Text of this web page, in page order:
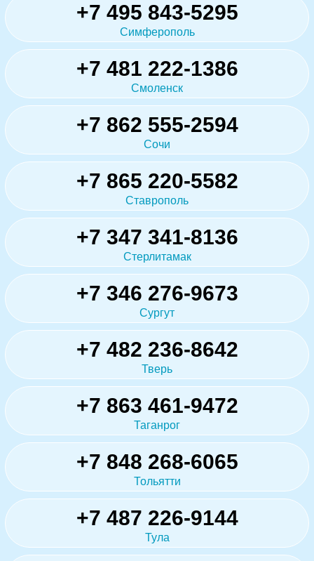
+7 495 843-5295
Симферополь
+7 481 222-1386
Смоленск
+7 862 555-2594
Сочи
+7 865 220-5582
Ставрополь
+7 347 341-8136
Стерлитамак
+7 346 276-9673
Сургут
+7 482 236-8642
Тверь
+7 863 461-9472
Таганрог
+7 848 268-6065
Тольятти
+7 487 226-9144
Тула